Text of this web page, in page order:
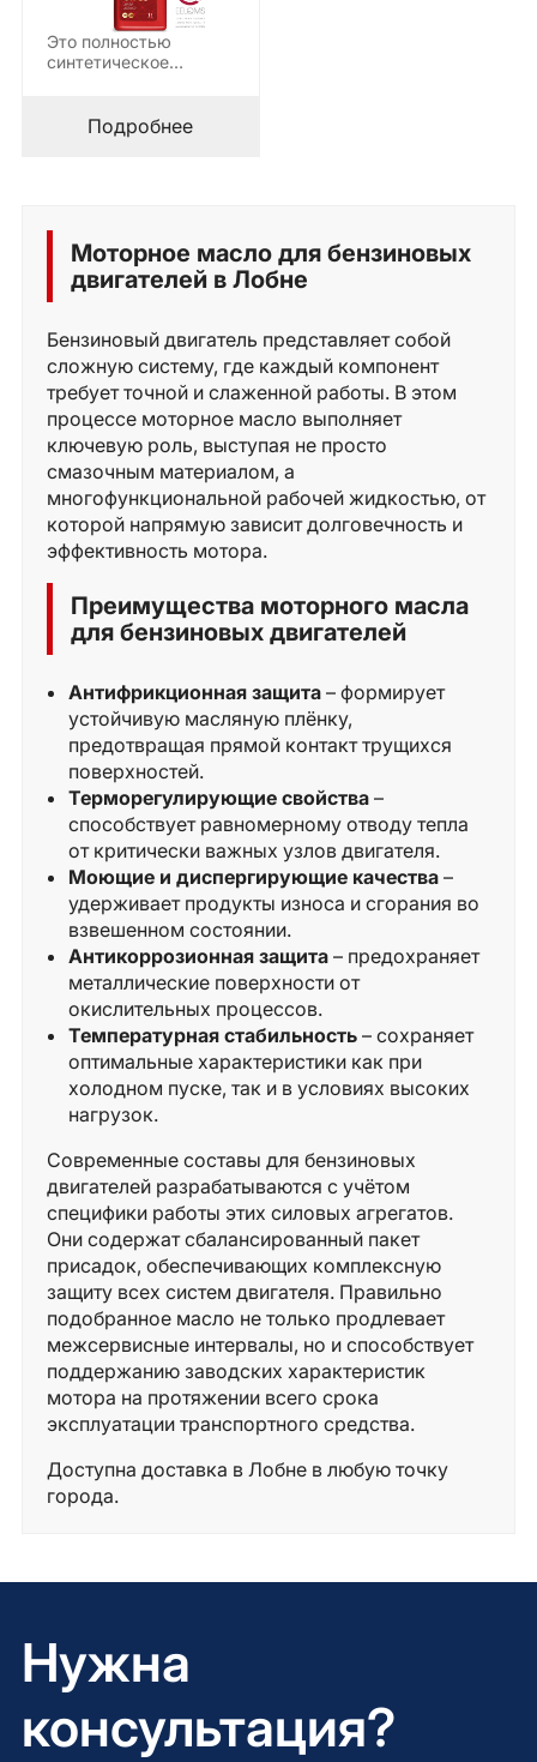
Это полностью
синтетическое
класса с технологией
Подробнее
Моторное масло для бензиновых
двигателей в Лобне
Бензиновый двигатель представляет собой
сложную систему, где каждый компонент
требует точной и слаженной работы. В этом
процессе моторное масло выполняет
ключевую роль, выступая не просто
смазочным материалом, а
многофункциональной рабочей жидкостью, от
которой напрямую зависит долговечность и
эффективность мотора.
Преимущества моторного масла
для бензиновых двигателей
Антифрикционная защита– формирует
устойчивую масляную плёнку,
предотвращая прямой контакт трущихся
поверхностей.
Терморегулирующие свойства–
способствует равномерному отводу тепла
от критически важных узлов двигателя.
Моющие и диспергирующие качества–
удерживает продукты износа и сгорания во
взвешенном состоянии.
Антикоррозионная защита– предохраняет
металлические поверхности от
окислительных процессов.
Температурная стабильность– сохраняет
оптимальные характеристики как при
холодном пуске, так и в условиях высоких
нагрузок.
Современные составы для бензиновых
двигателей разрабатываются с учётом
специфики работы этих силовых агрегатов.
Они содержат сбалансированный пакет
присадок, обеспечивающих комплексную
защиту всех систем двигателя. Правильно
подобранное масло не только продлевает
межсервисные интервалы, но и способствует
поддержанию заводских характеристик
мотора на протяжении всего срока
эксплуатации транспортного средства.
Доступна доставка в Лобне в любую точку
города.
Нужна
консультация?